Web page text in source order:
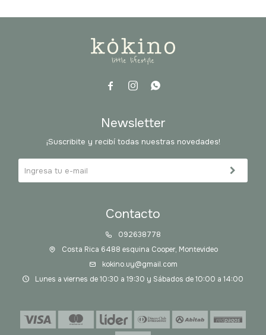
  
Contacto
092638778
Costa Rica 6488 esquina Cooper, Montevideo
kokino.uy@gmail.com
Lunes a viernes de 10:30 a 19:30 y Sábados de 10:00 a 14:00
Newsletter
¡Suscribite y recibí todas nuestras novedades!